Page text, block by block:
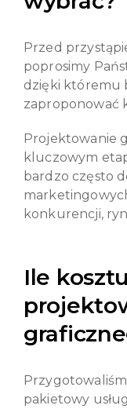
Przed
poprosimy
dzięki któremu
zaproponować
Projektowanie
kluczowym
bardzo często
konkurencji,
Ile
pakietowy